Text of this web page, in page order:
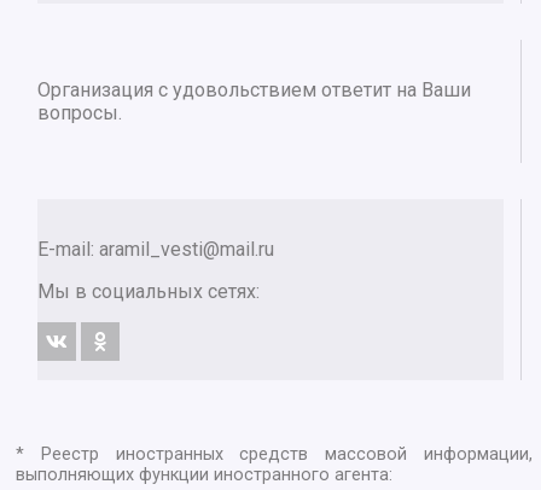
Организация с удовольствием ответит на Ваши
вопросы.
E-mail: aramil_vesti@mail.ru
Мы в социальных сетях:
* Реестр иностранных средств массовой информации,
выполняющих функции иностранного агента: